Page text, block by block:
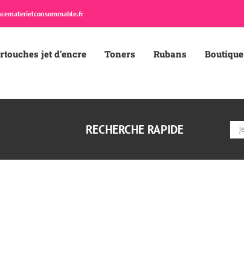
jet d’encre Toners Rubans Boutique
RECHERCHE RAPIDE